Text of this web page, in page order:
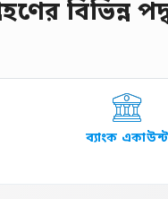
বিভিন্ন
ব্যাংক একাউন্ট